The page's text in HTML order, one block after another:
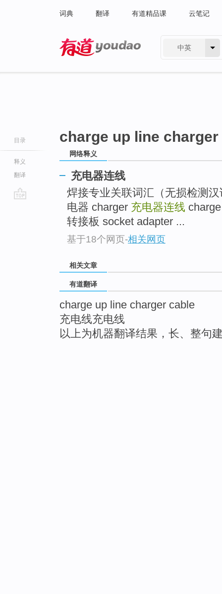
词典 翻译 有道精品课 云笔记
中英
目录
释义
翻译
charge up line
网络释义
充电器连线
焊接专业关联词汇（无损检测
电器 charger 充电器连线
转接板 socket adapter ...
基于18个网页-相关网页
相关文章
有道翻译
charge up line charger cable
充电线充电线
以上为机器翻译结果，长、整句